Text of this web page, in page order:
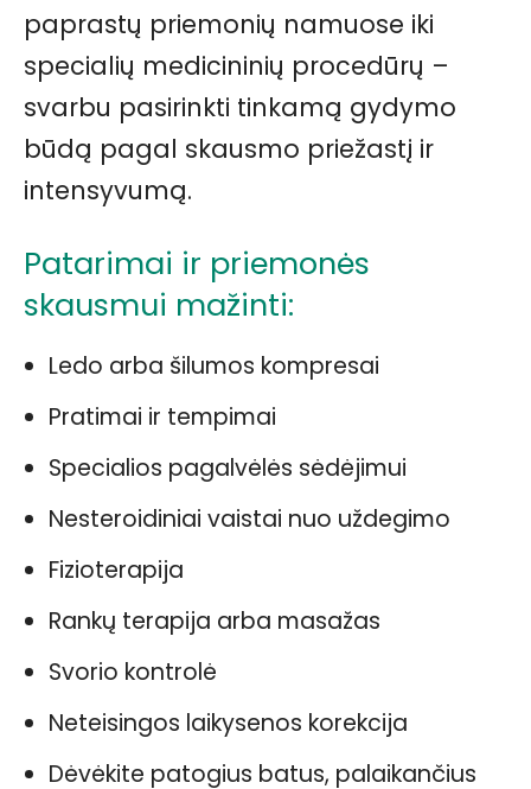
paprastų priemonių namuose iki
specialių medicininių procedūrų –
svarbu pasirinkti tinkamą gydymo
būdą pagal skausmo priežastį ir
intensyvumą.
Patarimai ir priemonės
skausmui mažinti:
Ledo arba šilumos kompresai
Pratimai ir tempimai
Specialios pagalvėlės sėdėjimui
Nesteroidiniai vaistai nuo uždegimo
Fizioterapija
Rankų terapija arba masažas
Svorio kontrolė
Neteisingos laikysenos korekcija
Dėvėkite patogius batus, palaikančius